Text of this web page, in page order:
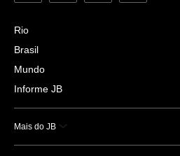
Rio
Brasil
Mundo
Informe JB
Mais do JB
Esportes